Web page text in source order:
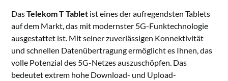
DasTelekom T Tablet ist eines der aufregendsten Tablets
auf dem Markt, das mit modernster 5G-Funktechnologie
ausgestattet ist. Mit seiner zuverlässigen Konnektivität
und schnellen Datenübertragung ermöglicht es Ihnen, das
volle Potenzial des 5G-Netzes auszuschöpfen. Das
bedeutet extrem hohe Download- und Upload-